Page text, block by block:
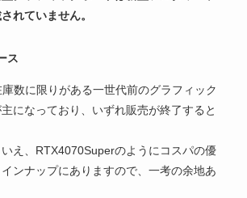
れていません。
ス
庫数に限りがある一世代前のグラフィック
になっており、いずれ販売が終了すると
え、RTX4070Superのようにコスパの優
ンナップにありますので、一考の余地あ